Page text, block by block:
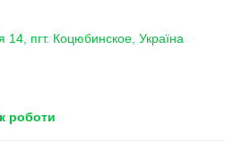
14, пгт. Коцюбинское, Україна
роботи